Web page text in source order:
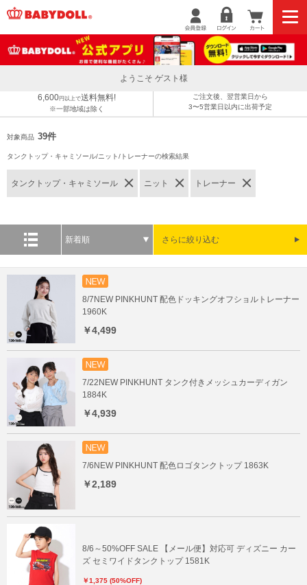
ようこそ ゲスト様
6,600円以上で送料無料!
※一部地域は除く
ご注文後、翌営業日から
3〜5営業日以内に出荷予定
対象商品 39件
タンクトップ・キャミソール/ニット/トレーナーの検索結果
タンクトップ・キャミソール ニット トレーナー
新着順 さらに絞り込む
8/7NEW PINKHUNT 配色ドッキングオフショルトレーナー
1960K
￥4,499
7/22NEW PINKHUNT タンク付きメッシュカーディガン
1884K
￥4,939
7/6NEW PINKHUNT 配色ロゴタンクトップ 1863K
￥2,189
8/6～50%OFF SALE 【メール便】対応可 ディズニー カー
ズ セミワイドタンクトップ 1581K
￥1,375 (50%OFF)